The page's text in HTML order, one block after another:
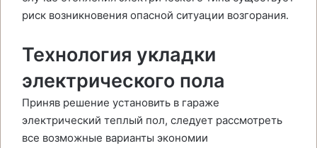
риск возникновения опасной ситуации возгорания.
Технология укладки
электрического пола
Приняв решение установить в гараже
электрический теплый пол, следует рассмотреть
все возможные варианты экономии